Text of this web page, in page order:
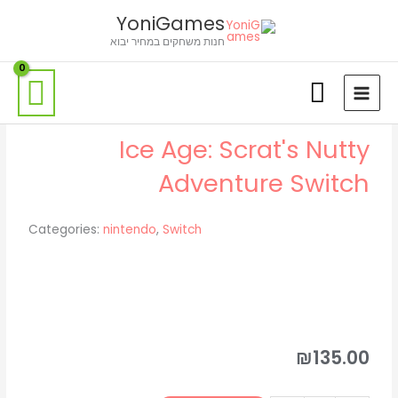
YoniGames
חנות משחקים במחיר יבוא
Ice Age: Scrat's Nutty
Adventure Switch
Categories: nintendo,Switch
₪135.00